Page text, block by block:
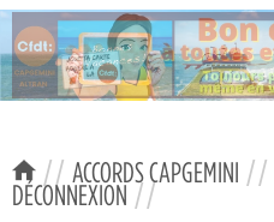
// ACCORDS CAPGEMINI //
DÉCONNEXION //